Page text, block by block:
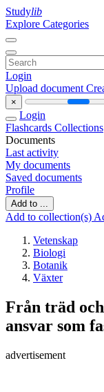
Studylib
Explore Categories
Login
Upload document
×
Login
Flashcards Collections
Documents
Last activity
My documents
Saved documents
Profile
Add to ...
Add to collection(s)
Vetenskap
Biologi
Botanik
Växter
Från träd
ansvar som
advertisement